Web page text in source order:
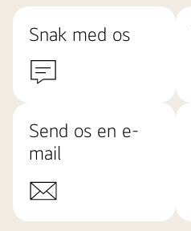
Snak med os
Send os en e-
mail